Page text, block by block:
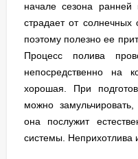
начале сезона ранней
страдает от солнечных
поэтому полезно ее
Процесс полива
непосредственно на
хорошая. При
можно
она послужит
системы. Неприхотлива